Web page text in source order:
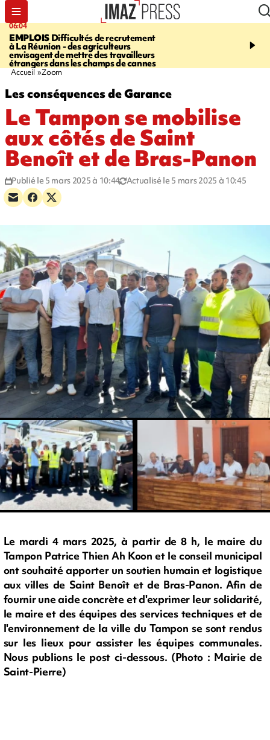
06:04
EMPLOIS Difficultés de recrutement
à La Réunion - des agriculteurs
envisagent de mettre des travailleurs
étrangers dans les champs de cannes
09:10
en panne sur la RN2,
Accueil Zoom
Les conséquences de Garance
Le Tampon se mobilise
aux côtés de Saint
Benoît et de Bras-Panon
Publié le 5 mars 2025 à 10:44 Actualisé le 5 mars 2025 à 10:45
Le mardi 4 mars 2025, à partir de 8 h, le maire du
Tampon Patrice Thien Ah Koon et le conseil municipal
ont souhaité apporter un soutien humain et logistique
aux villes de Saint Benoît et de Bras-Panon. Afin de
fournir une aide concrète et d'exprimer leur solidarité,
le maire et des équipes des services techniques et de
l'environnement de la ville du Tampon se sont rendus
sur les lieux pour assister les équipes communales.
Nous publions le post ci-dessous. (Photo : Mairie de
Saint-Pierre)